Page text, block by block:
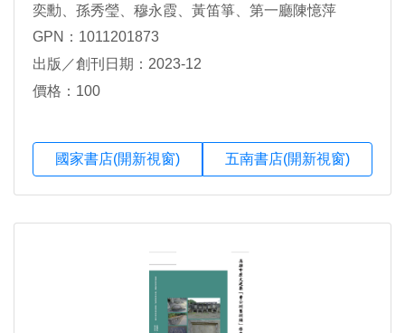
奕勳、孫秀瑩、穆永霞、黃笛箏、第一廳陳憶萍
GPN：1011201873
出版／創刊日期：2023-12
價格：100
國家書店(開新視窗) 五南書店(開新視窗)